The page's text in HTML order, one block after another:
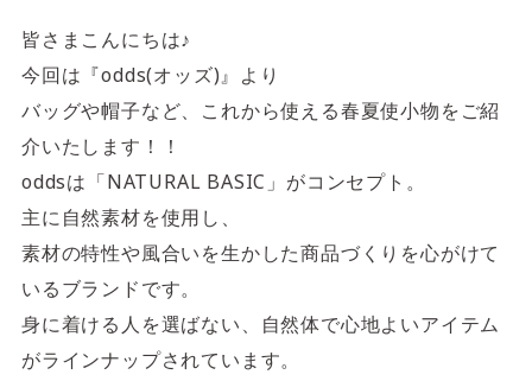
営業時間 10:00 ~ 22:00
4F/5F Physical care floor
フィジカルケアフロア
営業時間 10:00 ~ 23:00
皆さまこんにちは♪
今回は『odds(オッズ)』より
バッグや帽子など、これから使える春夏使小物をご紹
介いたします！！
oddsは「NATURAL BASIC」がコンセプト。
主に自然素材を使用し、
素材の特性や風合いを生かした商品づくりを心がけて
いるブランドです。
身に着ける人を選ばない、自然体で心地よいアイテム
がラインナップされています。